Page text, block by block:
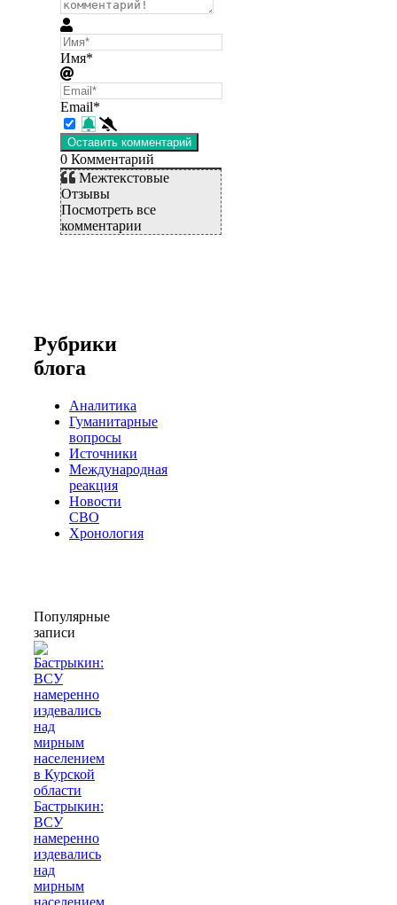
Имя*
Email*
0 Комментарий
Межтекстовые
Отзывы
Посмотреть все
комментарии
Рубрики
блога
Аналитика
Гуманитарные
вопросы
Источники
Международная
реакция
Новости
СВО
Хронология
Популярные
записи
Бастрыкин:
ВСУ
намеренно
издевались
над
мирным
населением